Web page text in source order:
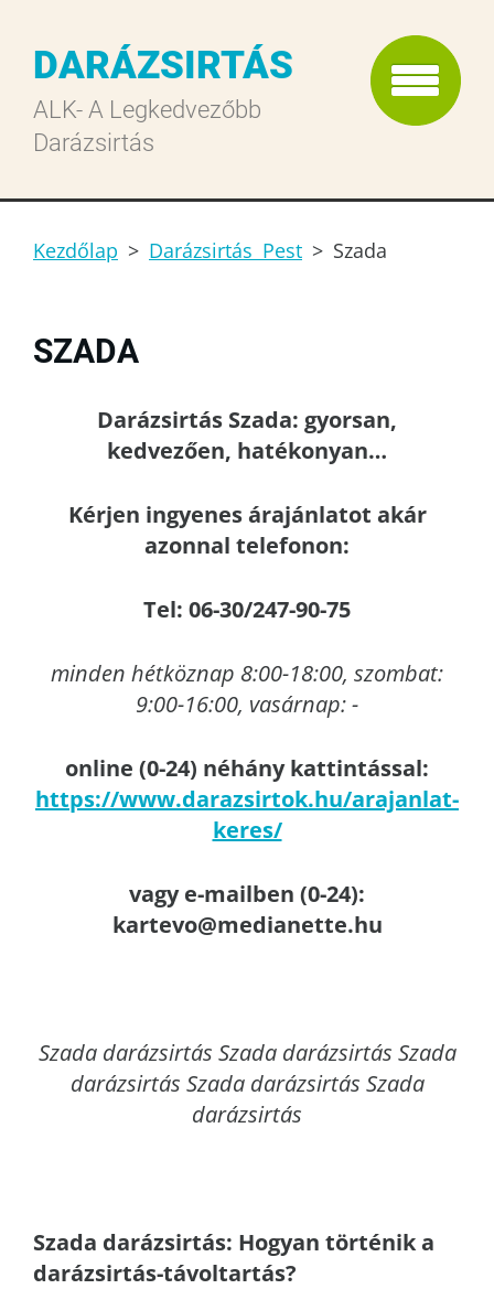
DARÁZSIRTÁS
ALK- A Legkedvezőbb
Darázsirtás
Kezdőlap > Darázsirtás Pest > Szada
SZADA
Darázsirtás Szada: gyorsan,
kedvezően, hatékonyan…
Kérjen ingyenes árajánlatot akár
azonnal telefonon:
Tel: 06-30/247-90-75
minden hétköznap 8:00-18:00, szombat:
9:00-16:00, vasárnap: -
online (0-24) néhány kattintással:
https://www.darazsirtok.hu/arajanlat-
keres/
vagy e-mailben (0-24):
kartevo@medianette.hu
Szadadarázsirtás Szada darázsirtás Szada
darázsirtás Szada darázsirtás Szada
darázsirtás
Szada darázsirtás: Hogyan történik a
darázsirtás-távoltartás?